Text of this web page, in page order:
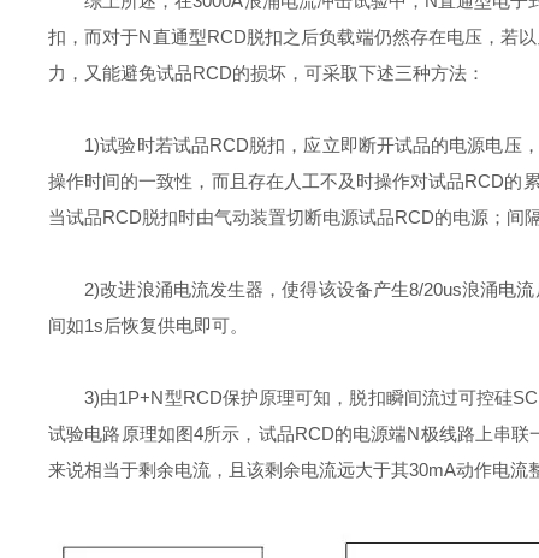
扣，而对于N直通型RCD脱扣之后负载端仍然存在电压，若
力，又能避免试品RCD的损坏，可采取下述三种方法：
1)试验时若试品RCD脱扣，应立即断开试品的电源电压，
操作时间的一致性，而且存在人工不及时操作对试品RCD的
当试品RCD脱扣时由气动装置切断电源试品RCD的电源；间
2)改进浪涌电流发生器，使得该设备产生8/20us浪涌电流
间如1s后恢复供电即可。
3)由1P+N型RCD保护原理可知，脱扣瞬间流过可控硅
试验电路原理如图4所示，试品RCD的电源端N极线路上串
来说相当于剩余电流，且该剩余电流远大于其30mA动作电